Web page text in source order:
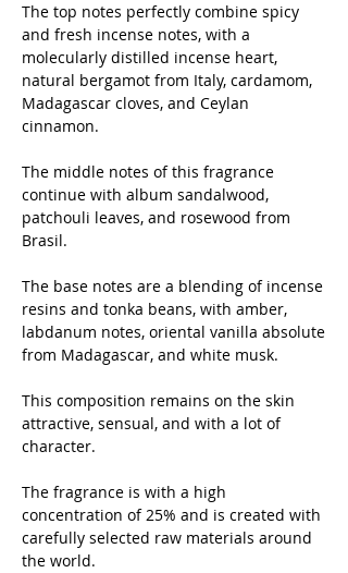
The top notes perfectly combine spicy
and fresh incense notes, with a
molecularly distilled incense heart,
natural bergamot from Italy, cardamom,
Madagascar cloves, and Ceylan
cinnamon.
The middle notes of this fragrance
continue with album sandalwood,
patchouli leaves, and rosewood from
Brasil.
The base notes are a blending of incense
resins and tonka beans, with amber,
labdanum notes, oriental vanilla absolute
from Madagascar, and white musk.
This composition remains on the skin
attractive, sensual, and with a lot of
character.
The fragrance is with a high
concentration of 25% and is created with
carefully selected raw materials around
the world.